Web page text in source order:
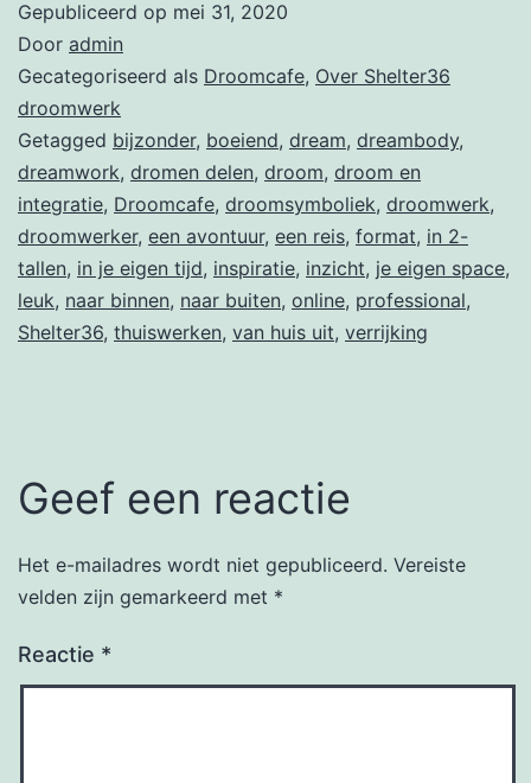
Gepubliceerd op mei 31, 2020
Door admin
Gecategoriseerd als Droomcafe, Over Shelter36
droomwerk
Getagged bijzonder, boeiend, dream, dreambody,
dreamwork, dromen delen, droom, droom en
integratie, Droomcafe, droomsymboliek, droomwerk,
droomwerker, een avontuur, een reis, format, in 2-
tallen, in je eigen tijd, inspiratie, inzicht, je eigen space,
leuk, naar binnen, naar buiten, online, professional,
Shelter36, thuiswerken, van huis uit, verrijking
Geef een reactie
Het e-mailadres wordt niet gepubliceerd. Vereiste
velden zijn gemarkeerd met *
Reactie *